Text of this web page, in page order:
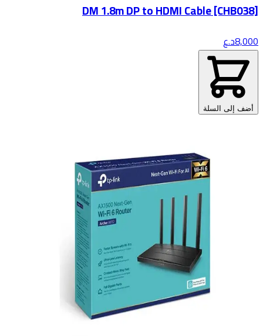
DM 1.8m DP to HDMI Cable [CHB038]
8,000د.ع
أضف إلى السلة